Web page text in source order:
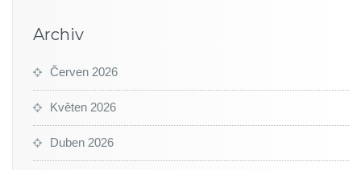
Archiv
Červen 2026
Květen 2026
Duben 2026